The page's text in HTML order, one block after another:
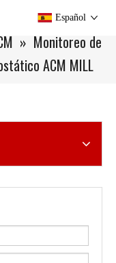
Español
Equipos de
» Monitoreo de
ACM MILL